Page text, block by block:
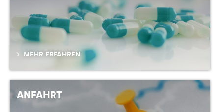
MEHR ERFAHREN
ANFAHRT